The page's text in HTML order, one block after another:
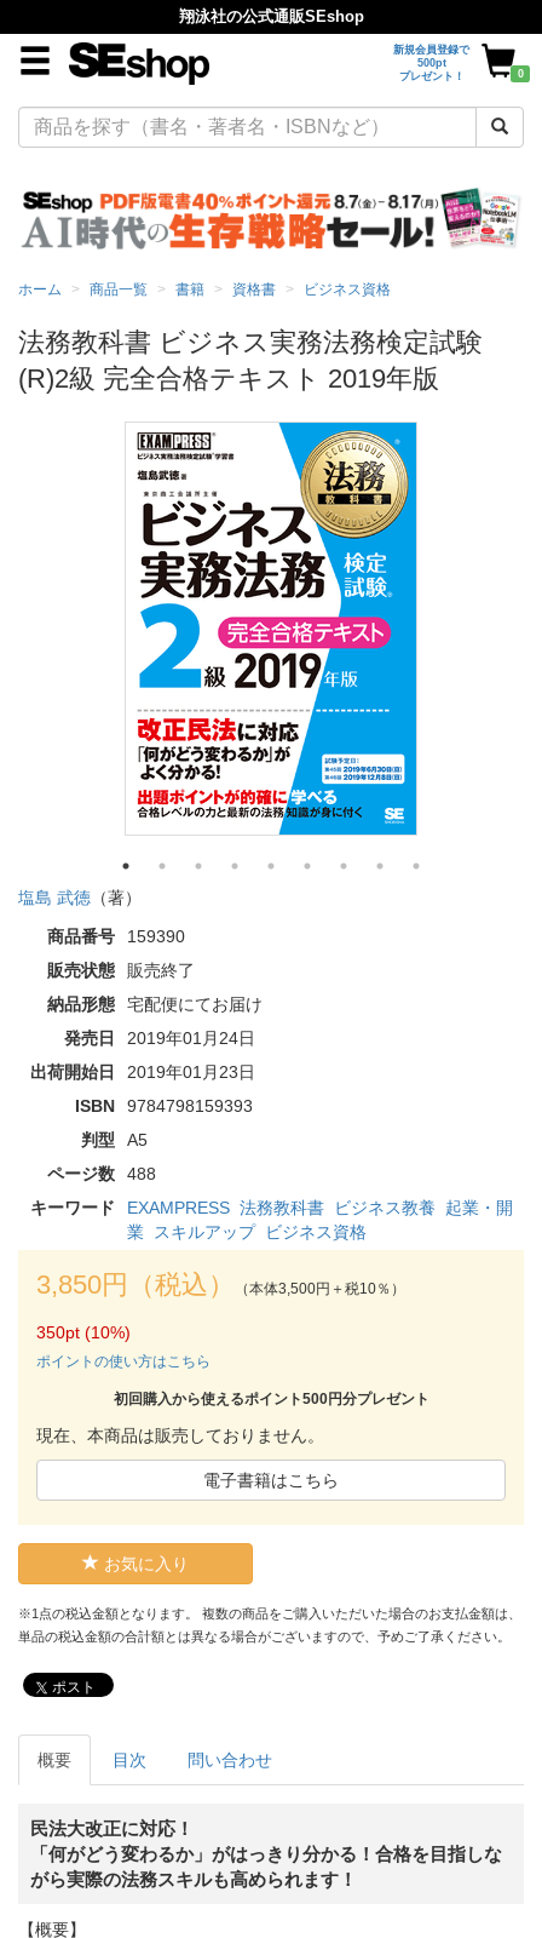
翔泳社の公式通販SEshop
新規会員登録で
500pt
プレゼント！
0
ホーム 商品一覧 書籍 資格書 ビジネス資格
法務教科書 ビジネス実務法務検定試験
(R)2級 完全合格テキスト 2019年版
塩島 武徳 （著）
商品番号
159390
販売状態
販売終了
納品形態
宅配便にてお届け
発売日
2019年01月24日
出荷開始日
2019年01月23日
ISBN
9784798159393
判型
A5
ページ数
488
キーワード
EXAMPRESS 法務教科書 ビジネス教養
起業・開
業
スキルアップ ビジネス資格
3,850円（税込） （本体3,500円＋税10％）
350pt (10%)
ポイントの使い方はこちら
初回購入から使えるポイント500円分プレゼント
現在、本商品は販売しておりません。
電子書籍はこちら
お気に入り
※1点の税込金額となります。 複数の商品をご購入いただいた場合のお支払金額は、
単品の税込金額の合計額とは異なる場合がございますので、予めご了承ください。
ポスト
概要 目次 問い合わせ
民法大改正に対応！
「何がどう変わるか」がはっきり分かる！合格を目指しな
がら実際の法務スキルも高められます！
【概要】